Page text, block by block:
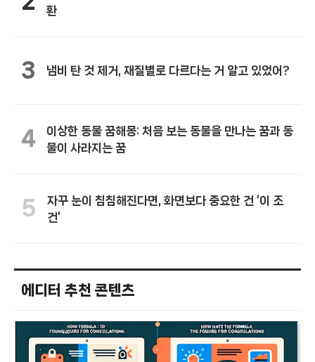
환
3 냄비 탄 것 제거, 재질별로 다르다는 거 알고 있었어?
4
이상한 동물 꿈해몽: 처음 보는 동물을 만나는 꿈과 동
물이 사라지는 꿈
5
자꾸 눈이 침침해진다면, 화면보다 중요한 건 ‘이 조
건’
에디터 추천 콘텐츠